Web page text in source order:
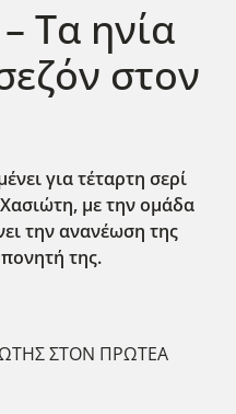
Τα ηνία
στον
για τέταρτη σερί
με την ομάδα
την ανανέωση της
της.
ΣΤΟΝ ΠΡΩΤΕΑ